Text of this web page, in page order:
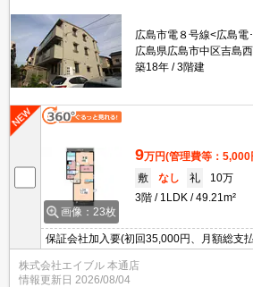
広島市電８号線<広島電
広島県広島市中区吉島
築18年
3階建
画像：23枚
9万円(管理費等：5,000
敷
なし 礼
10万
3階
1LDK 49.21m²
保証会社加入要(初回35,000円、月額総支
ス。温水洗浄便座付き。
株式会社エイブル 本通店
情報更新日 2026/08/04